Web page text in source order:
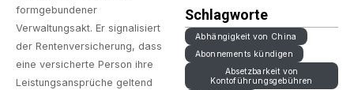
formgebundener
Verwaltungsakt. Er signalisiert
der Rentenversicherung, dass
eine versicherte Person ihre
Leistungsansprüche geltend
Schlagworte
Abhängigkeit von China
Abonnements kündigen
Absetzbarkeit von
Kontoführungsgebühren